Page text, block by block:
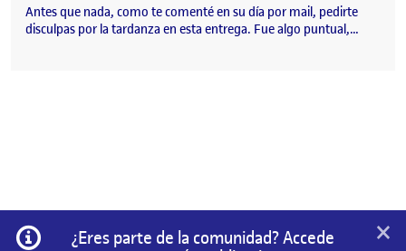
Antes que nada, como te comenté en su día por mail, pedirte
disculpas por la tardanza en esta entrega. Fue algo puntual,…
Información
¿Eres parte de la comunidad? Accede
×